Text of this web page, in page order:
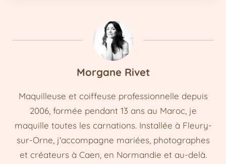
Morgane Rivet
Maquilleuse et coiffeuse professionnelle depuis
2006, formée pendant 13 ans au Maroc, je
maquille toutes les carnations. Installée à Fleury-
sur-Orne, j'accompagne mariées, photographes
et créateurs à Caen, en Normandie et au-delà.